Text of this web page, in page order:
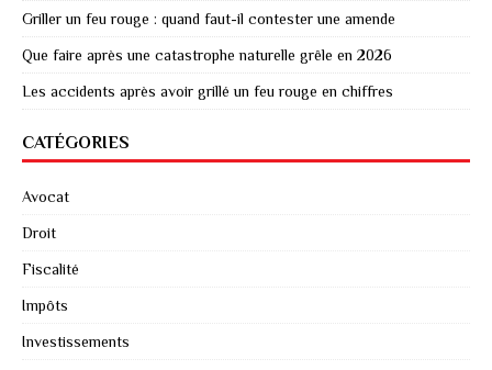
Griller un feu rouge : quand faut-il contester une amende
Que faire après une catastrophe naturelle grêle en 2026
Les accidents après avoir grillé un feu rouge en chiffres
CATÉGORIES
Avocat
Droit
Fiscalité
Impôts
Investissements